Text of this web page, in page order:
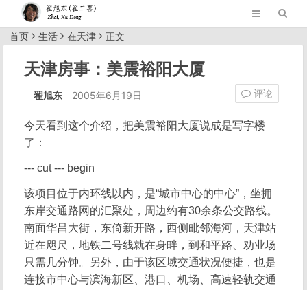
首页 生活 在天津 正文
天津房事：美震裕阳大厦
翟旭东 2005年6月19日 评论
今天看到这个介绍，把美震裕阳大厦说成是写字楼
了：
--- cut --- begin
该项目位于内环线以内，是“城市中心的中心”，坐拥
东岸交通路网的汇聚处，周边约有30余条公交路线。
南面华昌大街，东倚新开路，西侧毗邻海河，天津站
近在咫尺，地铁二号线就在身畔，到和平路、劝业场
只需几分钟。另外，由于该区域交通状况便捷，也是
连接市中心与滨海新区、港口、机场、高速轻轨交通